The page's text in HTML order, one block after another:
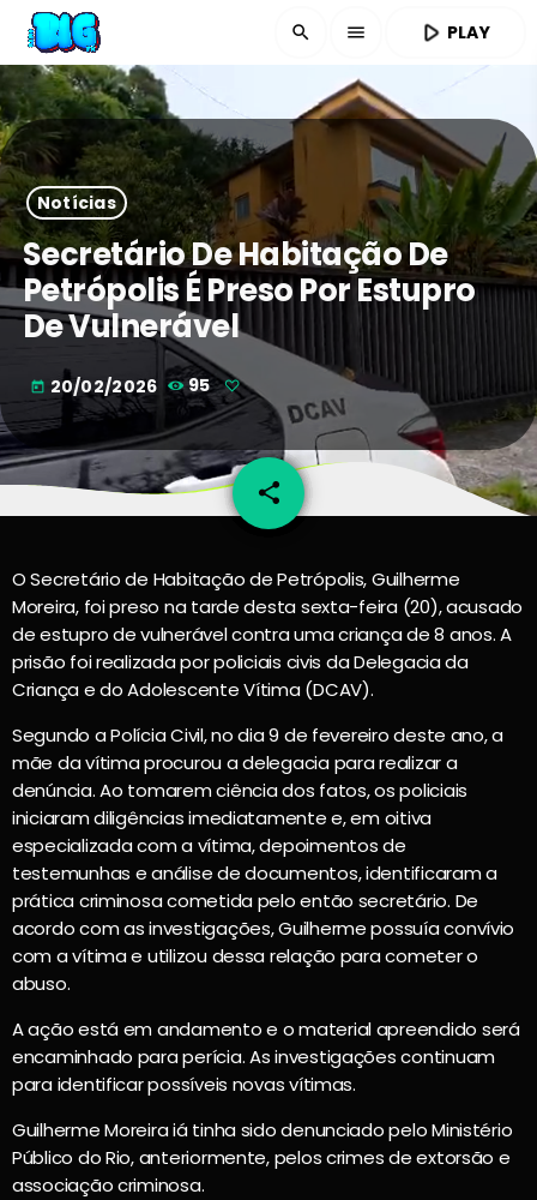
search menu play_arrow PLAY
Notícias
Secretário De Habitação De
Petrópolis É Preso Por Estupro
De Vulnerável
today 20/02/2026 95
share
email
O Secretário de Habitação de Petrópolis, Guilherme
Moreira, foi preso na tarde desta sexta-feira (20), acusado
de estupro de vulnerável contra uma criança de 8 anos. A
prisão foi realizada por policiais civis da Delegacia da
Criança e do Adolescente Vítima (DCAV).
Segundo a Polícia Civil, no dia 9 de fevereiro deste ano, a
mãe da vítima procurou a delegacia para realizar a
denúncia. Ao tomarem ciência dos fatos, os policiais
iniciaram diligências imediatamente e, em oitiva
especializada com a vítima, depoimentos de
testemunhas e análise de documentos, identificaram a
prática criminosa cometida pelo então secretário. De
acordo com as investigações, Guilherme possuía convívio
com a vítima e utilizou dessa relação para cometer o
abuso.
A ação está em andamento e o material apreendido será
encaminhado para perícia. As investigações continuam
para identificar possíveis novas vítimas.
Guilherme Moreira iá tinha sido denunciado pelo Ministério
Público do Rio, anteriormente, pelos crimes de extorsão e
associação criminosa.